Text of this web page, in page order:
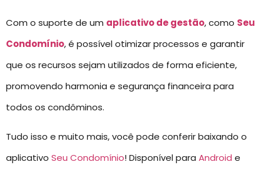
Com o suporte de um aplicativo de gestão, como Seu
Condomínio, é possível otimizar processos e garantir
que os recursos sejam utilizados de forma eficiente,
promovendo harmonia e segurança financeira para
todos os condôminos.
Tudo isso e muito mais, você pode conferir baixando o
aplicativo Seu Condomínio! Disponível para Android e